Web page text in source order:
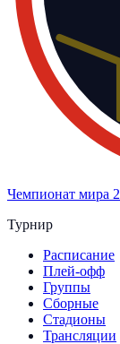
Чемпионат мира
Турнир
Расписание
Плей-офф
Группы
Сборные
Стадионы
Трансляции